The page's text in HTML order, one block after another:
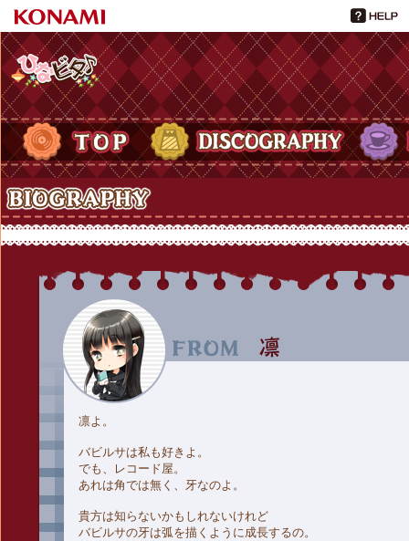
ひなビタ♪
TOP DISCOGRAPHY
Biography
凛よ。
バビルサは私も好きよ。
でも、レコード屋。
あれは角では無く、牙なのよ。
貴方は知らないかもしれないけれど
バビルサの牙は弧を描くように成長するの。